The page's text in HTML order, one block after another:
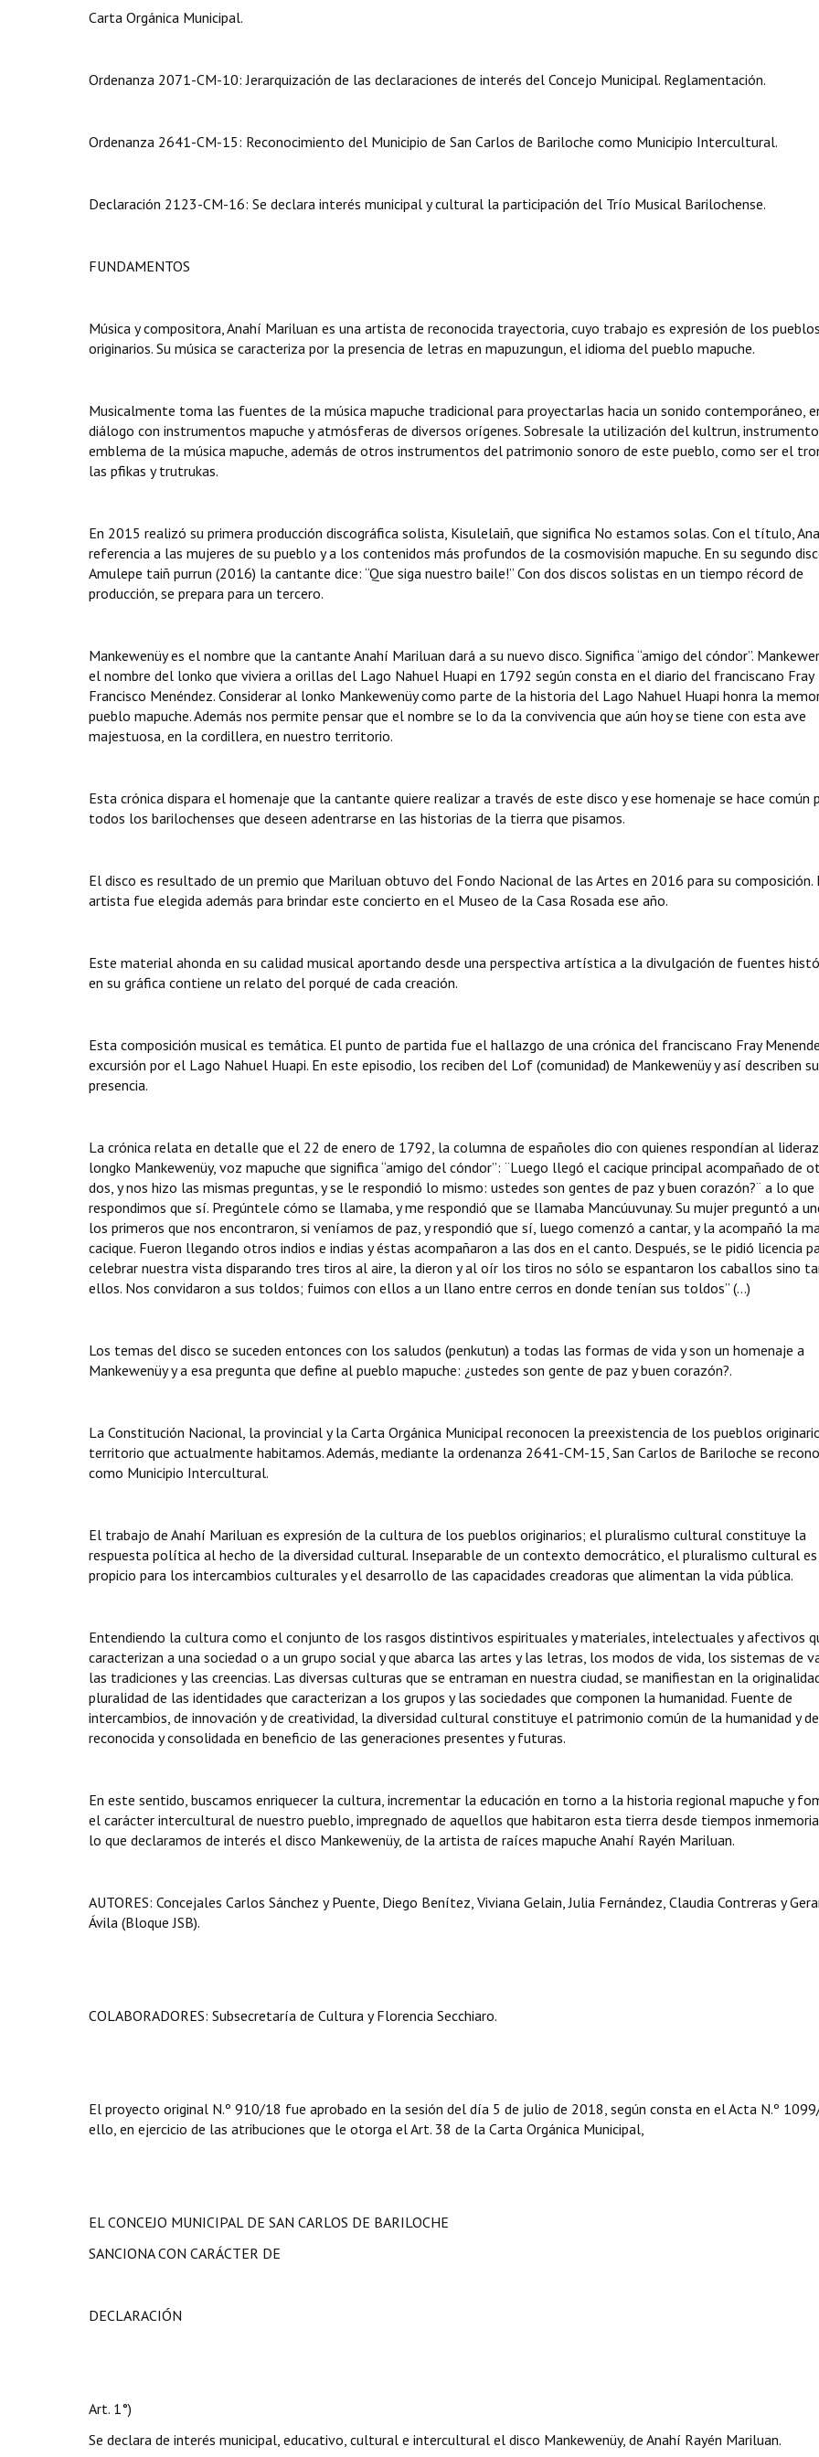
Carta Orgánica Municipal.
Ordenanza 2071-CM-10: Jerarquización de las declaraciones de interés del Concejo Municipal. Reglamentación.
Ordenanza 2641-CM-15: Reconocimiento del Municipio de San Carlos de Bariloche como Municipio Intercultural.
Declaración 2123-CM-16: Se declara interés municipal y cultural la participación del Trío Musical Barilochense.
FUNDAMENTOS
Música y compositora, Anahí Mariluan es una artista de reconocida trayectoria, cuyo trabajo es expresión de los pueblos
originarios. Su música se caracteriza por la presencia de letras en mapuzungun, el idioma del pueblo mapuche.
Musicalmente toma las fuentes de la música mapuche tradicional para proyectarlas hacia un sonido contemporáneo,
diálogo con instrumentos mapuche y atmósferas de diversos orígenes. Sobresale la utilización del kultrun, instrumento
emblema de la música mapuche, además de otros instrumentos del patrimonio sonoro de este pueblo, como ser el
las pfikas y trutrukas.
En 2015 realizó su primera producción discográfica solista, Kisulelaiñ, que significa No estamos solas. Con el título,
referencia a las mujeres de su pueblo y a los contenidos más profundos de la cosmovisión mapuche. En su segundo
Amulepe taiñ purrun (2016) la cantante dice: “Que siga nuestro baile!” Con dos discos solistas en un tiempo récord de
producción, se prepara para un tercero.
Mankewenüy es el nombre que la cantante Anahí Mariluan dará a su nuevo disco. Significa “amigo del cóndor”.
el nombre del lonko que viviera a orillas del Lago Nahuel Huapi en 1792 según consta en el diario del franciscano Fray
Francisco Menéndez. Considerar al lonko Mankewenüy como parte de la historia del Lago Nahuel Huapi honra la
pueblo mapuche. Además nos permite pensar que el nombre se lo da la convivencia que aún hoy se tiene con esta ave
majestuosa, en la cordillera, en nuestro territorio.
Esta crónica dispara el homenaje que la cantante quiere realizar a través de este disco y ese homenaje se hace común
todos los barilochenses que deseen adentrarse en las historias de la tierra que pisamos.
El disco es resultado de un premio que Mariluan obtuvo del Fondo Nacional de las Artes en 2016 para su composición.
artista fue elegida además para brindar este concierto en el Museo de la Casa Rosada ese año.
Este material ahonda en su calidad musical aportando desde una perspectiva artística a la divulgación de fuentes
en su gráfica contiene un relato del porqué de cada creación.
Esta composición musical es temática. El punto de partida fue el hallazgo de una crónica del franciscano Fray
excursión por el Lago Nahuel Huapi. En este episodio, los reciben del Lof (comunidad) de Mankewenüy y así describen su
presencia.
La crónica relata en detalle que el 22 de enero de 1792, la columna de españoles dio con quienes respondían al
longko Mankewenüy, voz mapuche que significa “amigo del cóndor”: ¨Luego llegó el cacique principal acompañado de
dos, y nos hizo las mismas preguntas, y se le respondió lo mismo: ustedes son gentes de paz y buen corazón?¨ a lo que
respondimos que sí. Pregúntele cómo se llamaba, y me respondió que se llamaba Mancúuvunay. Su mujer preguntó a
los primeros que nos encontraron, si veníamos de paz, y respondió que sí, luego comenzó a cantar, y la acompañó la
cacique. Fueron llegando otros indios e indias y éstas acompañaron a las dos en el canto. Después, se le pidió licencia
celebrar nuestra vista disparando tres tiros al aire, la dieron y al oír los tiros no sólo se espantaron los caballos sino
ellos. Nos convidaron a sus toldos; fuimos con ellos a un llano entre cerros en donde tenían sus toldos” (…)
Los temas del disco se suceden entonces con los saludos (penkutun) a todas las formas de vida y son un homenaje a
Mankewenüy y a esa pregunta que define al pueblo mapuche: ¿ustedes son gente de paz y buen corazón?.
La Constitución Nacional, la provincial y la Carta Orgánica Municipal reconocen la preexistencia de los pueblos
territorio que actualmente habitamos. Además, mediante la ordenanza 2641-CM-15, San Carlos de Bariloche se
como Municipio Intercultural.
El trabajo de Anahí Mariluan es expresión de la cultura de los pueblos originarios; el pluralismo cultural constituye la
respuesta política al hecho de la diversidad cultural. Inseparable de un contexto democrático, el pluralismo cultural es
propicio para los intercambios culturales y el desarrollo de las capacidades creadoras que alimentan la vida pública.
Entendiendo la cultura como el conjunto de los rasgos distintivos espirituales y materiales, intelectuales y afectivos
caracterizan a una sociedad o a un grupo social y que abarca las artes y las letras, los modos de vida, los sistemas de
las tradiciones y las creencias. Las diversas culturas que se entraman en nuestra ciudad, se manifiestan en la
pluralidad de las identidades que caracterizan a los grupos y las sociedades que componen la humanidad. Fuente de
intercambios, de innovación y de creatividad, la diversidad cultural constituye el patrimonio común de la humanidad y
reconocida y consolidada en beneficio de las generaciones presentes y futuras.
En este sentido, buscamos enriquecer la cultura, incrementar la educación en torno a la historia regional mapuche y
el carácter intercultural de nuestro pueblo, impregnado de aquellos que habitaron esta tierra desde tiempos
lo que declaramos de interés el disco Mankewenüy, de la artista de raíces mapuche Anahí Rayén Mariluan.
AUTORES: Concejales Carlos Sánchez y Puente, Diego Benítez, Viviana Gelain, Julia Fernández, Claudia Contreras y
Ávila (Bloque JSB).
COLABORADORES: Subsecretaría de Cultura y Florencia Secchiaro.
El proyecto original N.º 910/18 fue aprobado en la sesión del día 5 de julio de 2018, según consta en el Acta N.º
ello, en ejercicio de las atribuciones que le otorga el Art. 38 de la Carta Orgánica Municipal,
EL CONCEJO MUNICIPAL DE SAN CARLOS DE BARILOCHE
SANCIONA CON CARÁCTER DE
DECLARACIÓN
Art. 1°)
Se declara de interés municipal, educativo, cultural e intercultural el disco Mankewenüy, de Anahí Rayén Mariluan.